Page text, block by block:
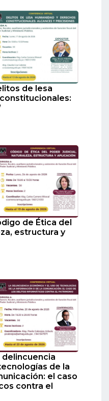
de lesa
de Ética del
estructura y
delincuencia
de la
el caso
contra el